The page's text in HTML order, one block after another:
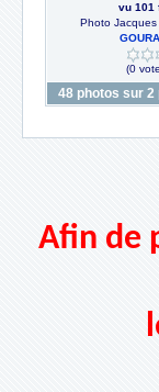
vu 101
Photo Jacques
(0
48 photos sur 2
Afin de